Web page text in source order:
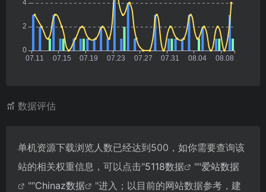
数据评估
单机资源下载浏览人数已经达到500，如你需要查询该
站的相关权重信息，可以点击"5118数据 ""爱站数据
""Chinaz数据
"进入；以目前的网站数据参考，建